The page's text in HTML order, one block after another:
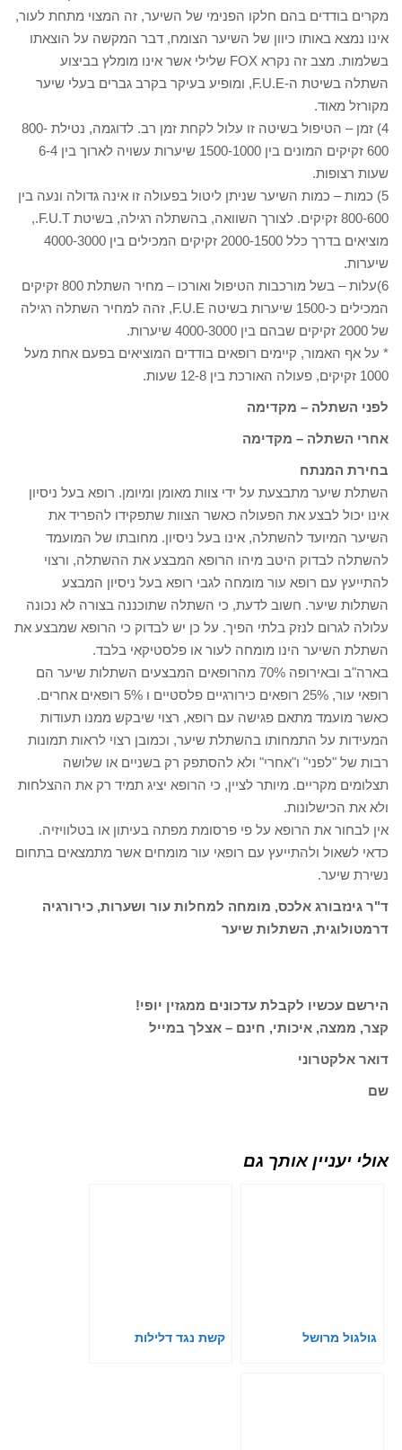
מקרים בודדים בהם חלקו הפנימי של השיער, זה המצוי מתחת לעור,
אינו נמצא באותו כיוון של השיער הצומח, דבר המקשה על הוצאתו
בשלמות. מצב זה נקרא FOX שלילי אשר אינו מומלץ בביצוע
השתלה בשיטת ה-F.U.E, ומופיע בעיקר בקרב גברים בעלי שיער
מקורזל מאוד.
4) זמן – הטיפול בשיטה זו עלול לקחת זמן רב. לדוגמה, נטילת 800-
600 זקיקים המונים בין 1500-1000 שיערות עשויה לארוך בין 6-4
שעות רצופות.
5) כמות – כמות השיער שניתן ליטול בפעולה זו אינה גדולה ונעה בין
800-600 זקיקים. לצורך השוואה, בהשתלה רגילה, בשיטת F.U.T.,
מוציאים בדרך כלל 2000-1500 זקיקים המכילים בין 4000-3000
שיערות.
6)עלות – בשל מורכבות הטיפול ואורכו – מחיר השתלת 800 זקיקים
המכילים כ-1500 שיערות בשיטה F.U.E, זהה למחיר השתלה רגילה
של 2000 זקיקים שבהם בין 4000-3000 שיערות.
* על אף האמור, קיימים רופאים בודדים המוציאים בפעם אחת מעל
1000 זקיקים, פעולה האורכת בין 12-8 שעות.
לפני השתלה – מקדימה
אחרי השתלה – מקדימה
בחירת המנתח
השתלת שיער מתבצעת על ידי צוות מאומן ומיומן. רופא בעל ניסיון
אינו יכול לבצע את הפעולה כאשר הצוות שתפקידו להפריד את
השיער המיועד להשתלה, אינו בעל ניסיון. מחובתו של המועמד
להשתלה לבדוק היטב מיהו הרופא המבצע את ההשתלה, ורצוי
להתייעץ עם רופא עור מומחה לגבי רופא בעל ניסיון המבצע
השתלות שיער. חשוב לדעת, כי השתלה שתוכננה בצורה לא נכונה
עלולה לגרום לנזק בלתי הפיך. על כן יש לבדוק כי הרופא שמבצע את
השתלת השיער הינו מומחה לעור או פלסטיקאי בלבד.
בארה"ב ובאירופה 70% מהרופאים המבצעים השתלות שיער הם
רופאי עור, 25% רופאים כירורגיים פלסטיים ו 5% רופאים אחרים.
כאשר מועמד מתאם פגישה עם רופא, רצוי שיבקש ממנו תעודות
המעידות על התמחותו בהשתלת שיער, וכמובן רצוי לראות תמונות
רבות של "לפני" ו"אחרי" ולא להסתפק רק בשניים או שלושה
תצלומים מקריים. מיותר לציין, כי הרופא יציג תמיד רק את ההצלחות
ולא את הכישלונות.
אין לבחור את הרופא על פי פרסומת מפתה בעיתון או בטלוויזיה.
כדאי לשאול ולהתייעץ עם רופאי עור מומחים אשר מתמצאים בתחום
נשירת שיער.
ד"ר גינזבורג אלכס, מומחה למחלות עור ושערות, כירורגיה
דרמטולוגית, השתלות שיער
הירשם עכשיו לקבלת עדכונים ממגזין יופי!
קצר, ממצה, איכותי, חינם – אצלך במייל
דואר אלקטרוני
שם
אולי יעניין אותך גם
גולגול מרושל קשת נגד דלילות